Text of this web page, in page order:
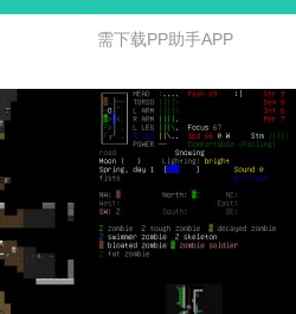
你作为人类唯一的希望！一定要坚
是那微小但是唯一的救世主！ 游
右滑动可以改变光标位置，把光标
手机屏幕（单点屏幕是确定，双击
现在options位置，继续单击屏幕。
幕左下角问号右侧的>按键（是向
到interface选项卡； 6.光标挪移到
项，单点屏幕或者左右滑动屏幕可
7.中文天朝是简体，中文中国台湾
需 下 载 P P 助 手 A P P